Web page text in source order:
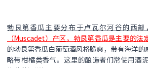
勃艮第香瓜主要分布于卢瓦尔河谷的西部，
（Muscadet）产区，勃艮第香瓜是主要的法
的勃艮第香瓜白葡萄酒风格脆爽，带有海洋的
略带柑橘类香气。这里的酿造者们常使用酒